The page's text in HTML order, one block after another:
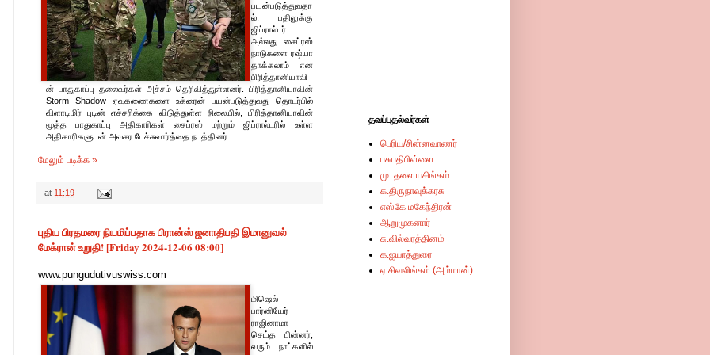
பயன்படுத்துவதா
ல், பதிலுக்கு
ஜிப்ரால்டர்
அல்லது சைப்ரஸ்
நாடுகளை ரஷ்யா
தாக்கலாம் என
பிரித்தானியாவி
ன் பாதுகாப்பு தலைவர்கள் அச்சம் தெரிவித்துள்ளனர். பிரித்தானியாவின்
Storm Shadow ஏவுகணைகளை உக்ரைன் பயன்படுத்துவது தொடர்பில்
விளாடிமிர் புடின் எச்சரிக்கை விடுத்துள்ள நிலையில், பிரித்தானியாவின்
மூத்த பாதுகாப்பு அதிகாரிகள் சைப்ரஸ் மற்றும் ஜிப்ரால்டரில் உள்ள
அதிகாரிகளுடன் அவசர பேச்சுவார்த்தை நடத்தினர்
மேலும் படிக்க »
at 11:19
புதிய பிரதமரை நியமிப்பதாக பிரான்ஸ் ஜனாதிபதி இமானுவல்
மேக்ரான் உறுதி! [Friday 2024-12-06 08:00]
www.pungudutivuswiss.com
மிஷெல்
பார்னியேர்
ராஜினாமா
செய்த பின்னர்,
வரும் நாட்களில்
தவப்புதல்வர்கள்
பெரிய/சின்னவாணர்
பசுபதிபிள்ளை
மு. தளையசிங்கம்
க.திருநாவுக்கரசு
எஸ்கே மகேந்திரன்
ஆறுமுகனார்
சு.வில்வரத்தினம்
க.ஐயாத்துரை
ஏ.சிவலிங்கம் (அம்மான்)